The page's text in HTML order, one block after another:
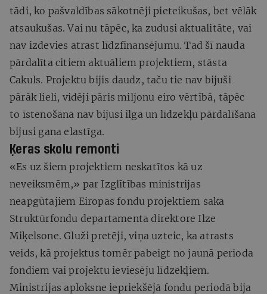
tādi, ko pašvaldības sākotnēji pieteikušas, bet vēlāk
atsaukušas. Vai nu tāpēc, ka zudusi aktualitāte, vai
nav izdevies atrast līdzfinansējumu. Tad šī nauda
pārdalīta citiem aktuāliem projektiem, stāsta
Cakuls. Projektu bijis daudz, taču tie nav bijuši
pārāk lieli, vidēji pāris miljonu eiro vērtībā, tāpēc
to īstenošana nav bijusi ilga un līdzekļu pārdalīšana
bijusi gana elastīga.
Ķeras skolu remonti
«Es uz šiem projektiem neskatītos kā uz
neveiksmēm,» par Izglītības ministrijas
neapgūtajiem Eiropas fondu projektiem saka
Struktūrfondu departamenta direktore Ilze
Miķelsone. Gluži pretēji, viņa uzteic, ka atrasts
veids, kā projektus tomēr pabeigt no jaunā perioda
fondiem vai projektu ieviesēju līdzekļiem.
Ministrijas aploksne iepriekšējā fondu periodā bija